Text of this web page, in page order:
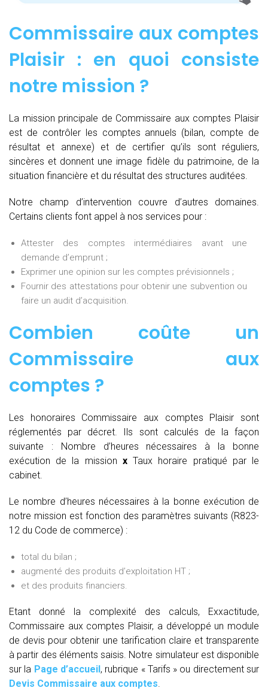
Commissaire aux comptes
Plaisir : en quoi consiste
notre mission ?
La mission principale de Commissaire aux comptes Plaisir
est de contrôler les comptes annuels (bilan, compte de
résultat et annexe) et de certifier qu’ils sont réguliers,
sincères et donnent une image fidèle du patrimoine, de la
situation financière et du résultat des structures auditées.
Notre champ d’intervention couvre d’autres domaines.
Certains clients font appel à nos services pour :
Attester des comptes intermédiaires avant une
demande d’emprunt ;
Exprimer une opinion sur les comptes prévisionnels ;
Fournir des attestations pour obtenir une subvention ou
faire un audit d’acquisition.
Combien coûte un
Commissaire aux
comptes ?
Les honoraires Commissaire aux comptes Plaisir sont
réglementés par décret. Ils sont calculés de la façon
suivante :
Nombre d’heures nécessaires à la bonne
exécution de la mission xTaux horaire pratiqué par le
cabinet.
Le nombre d’heures nécessaires à la bonne exécution de
notre mission est fonction des paramètres suivants (R823-
12 du Code de commerce) :
total du bilan ;
augmenté des produits d’exploitation HT ;
et des produits financiers.
Etant donné la complexité des calculs, Exxactitude,
Commissaire aux comptes Plaisir, a développé un module
de devis pour obtenir une tarification claire et transparente
à partir des éléments saisis. Notre simulateur est disponible
sur la Page d’accueil, rubrique « Tarifs » ou directement sur
Devis Commissaire aux comptes.